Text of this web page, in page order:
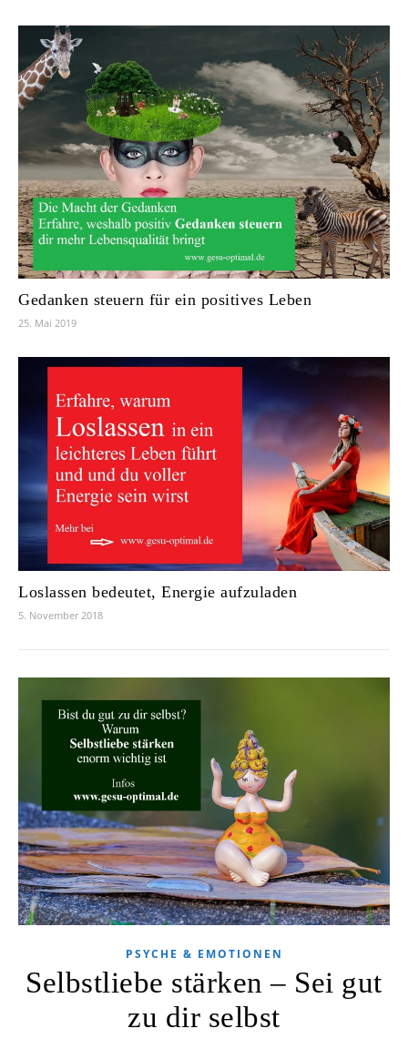
Gedanken steuern für ein positives Leben
25. Mai 2019
Loslassen bedeutet, Energie aufzuladen
5. November 2018
PSYCHE & EMOTIONEN
Selbstliebe stärken – Sei gut
zu dir selbst